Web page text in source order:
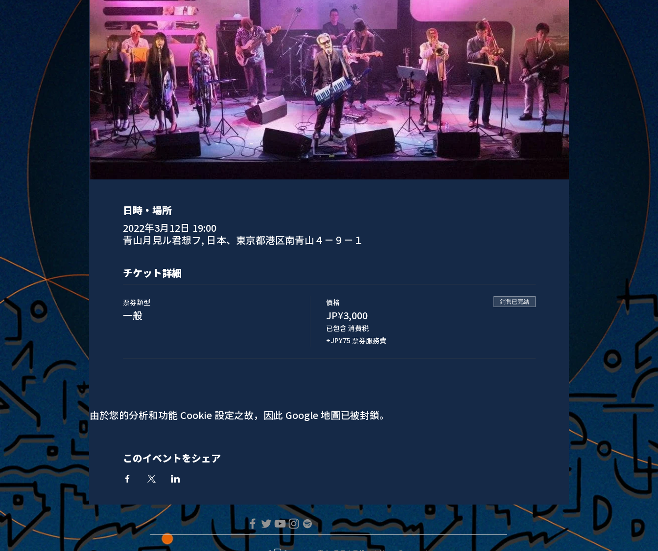
日時・場所
2022年3月12日 19:00
青山月見ル君想フ, 日本、東京都港区南青山４−９−１
チケット詳細
票券類型
一般
價格
JP¥3,000
已包含 消費税
+JP¥75 票券服務費
銷售已完結
由於您的分析和功能 Cookie 設定之故，因此 Google 地圖已被封鎖。
このイベントをシェア